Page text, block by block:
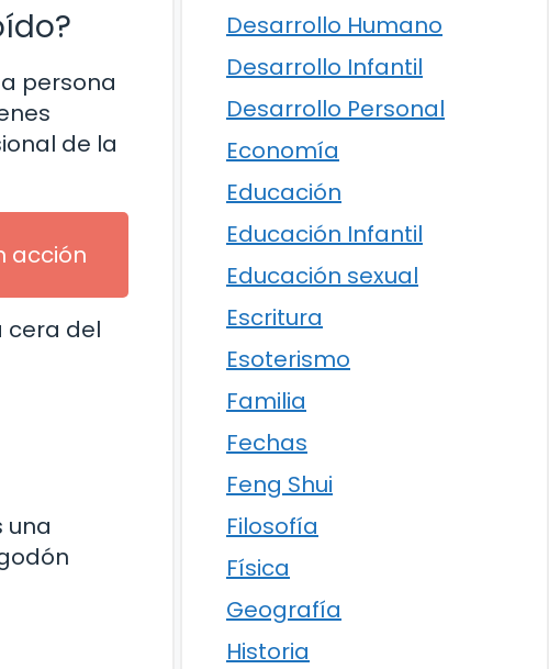
persona
de la
acción
cera del
una
Desarrollo Humano
Desarrollo Infantil
Desarrollo Personal
Economía
Educación
Educación Infantil
Educación sexual
Escritura
Esoterismo
Familia
Fechas
Feng Shui
Filosofía
Física
Geografía
Historia